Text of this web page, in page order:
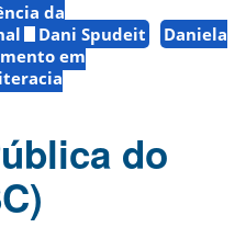
da
Dani Spudeit
Daniela
em
do